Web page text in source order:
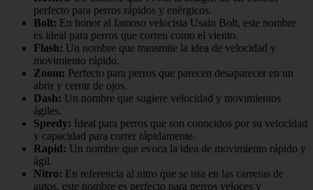
perfecto para perros rápidos y enérgicos.
Bolt: En honor al famoso velocista Usain Bolt, este nombre
es ideal para perros que corren como el viento.
Flash: Un nombre que transmite la idea de velocidad y
movimiento rápido.
Zoom: Perfecto para perros que parecen desaparecer en un
abrir y cerrar de ojos.
Dash: Un nombre que sugiere velocidad y movimientos
ágiles.
Speedy: Ideal para perros que son conocidos por su velocidad
y capacidad para correr rápidamente.
Rapid: Un nombre que evoca la idea de movimiento rápido y
ágil.
Nitro: En referencia al nitro que se usa en las carreras de
autos, este nombre es perfecto para perros veloces y